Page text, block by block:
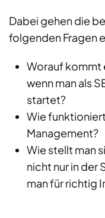
Dabei gehen die
folgenden Fragen
Worauf kommt
wenn man als
startet?
Wie
Management?
Wie stellt man
nicht nur in der
man für richtig